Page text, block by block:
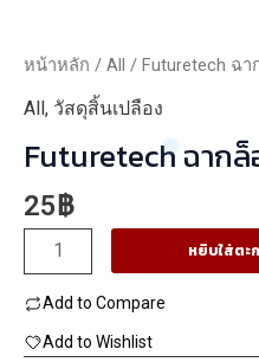
หน้าหลัก / All / Futuretech ฉา
All, วัสดุสิ้นเปลือง
Futuretech ฉาก
14x31x0.6mm
25฿
จำนวน
Futuretech
ฉาก
ล็อก
หยิบใส่ตะ
Add to Compare
Add to Wishlist